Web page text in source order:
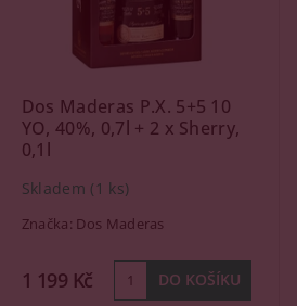
Dos Maderas P.X. 5+5 10
YO, 40%, 0,7l + 2 x Sherry,
0,1l
Skladem (1 ks)
Značka: Dos Maderas
1 199 Kč